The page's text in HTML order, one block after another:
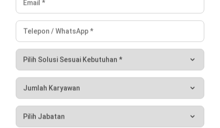
Jika Anda ingin menghindari phantom inventory dan
memastikan pengelolaan stok berjalan lebih akurat dan
inventory yang terintegrasisesuai kebutuhan bisnis Anda.
Pertanyaan Seputar Phantom
Inventory